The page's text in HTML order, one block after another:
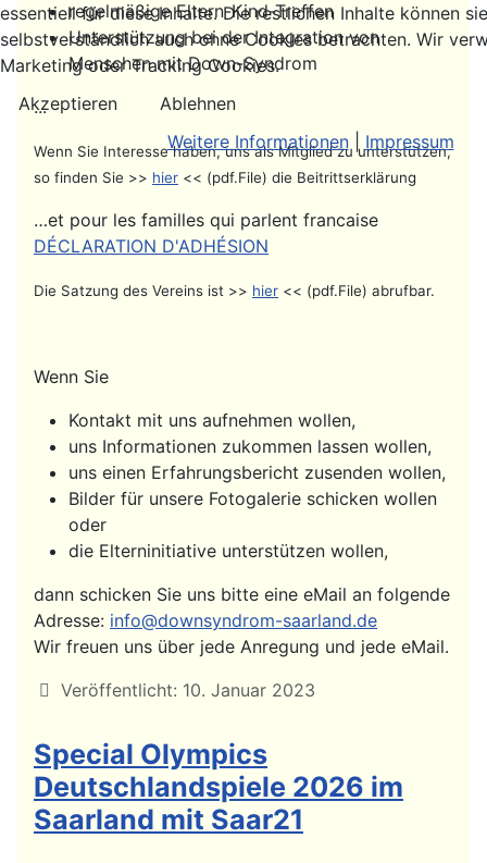
regelmäßige Eltern-Kind-Treffen
Unterstützung bei der Integration von
Menschen mit Down-Syndrom
...
Wenn Sie Interesse haben, uns als Mitglied zu unterstützen,
so finden Sie >> hier << (pdf.File) die Beitrittserklärung
…et pour les familles qui parlent francaise
DÉCLARATION D'ADHÉSION
Die Satzung des Vereins ist >> hier << (pdf.File) abrufbar.
Wenn Sie
Kontakt mit uns aufnehmen wollen,
uns Informationen zukommen lassen wollen,
uns einen Erfahrungsbericht zusenden wollen,
Bilder für unsere Fotogalerie schicken wollen
oder
die Elterninitiative unterstützen wollen,
dann schicken Sie uns bitte eine eMail an folgende
Adresse: info@downsyndrom-saarland.de
Wir freuen uns über jede Anregung und jede eMail.
Details
Veröffentlicht: 10. Januar 2023
Special Olympics
Deutschlandspiele 2026 im
Saarland mit Saar21
essentiell für diese Inhalte. Die restlichen Inhalte können sie
selbstverständlich auch ohne Cookies betrachten. Wir
Marketing oder Tracking Cookies.
Akzeptieren
Ablehnen
Weitere Informationen| Impressum